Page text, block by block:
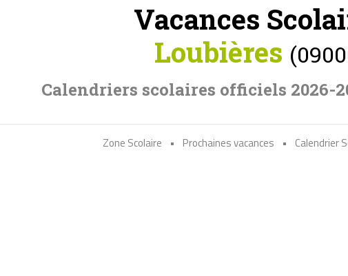
Vacances
Loubières
Calendriers scolaires officiels 2026-
Zone Scolaire • Prochaines vacances • Calendrier